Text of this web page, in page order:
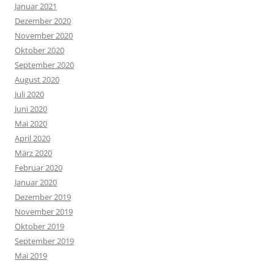
Januar 2021
Dezember 2020
November 2020
Oktober 2020
September 2020
August 2020
Juli 2020
Juni 2020
Mai 2020
April 2020
März 2020
Februar 2020
Januar 2020
Dezember 2019
November 2019
Oktober 2019
September 2019
Mai 2019